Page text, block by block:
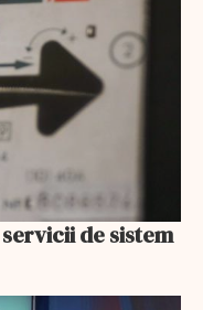
de sistem